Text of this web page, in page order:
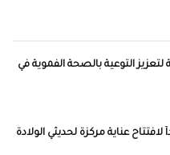
التوعية بالصحة الفموية في
عناية مركزة لحديثي الولادة